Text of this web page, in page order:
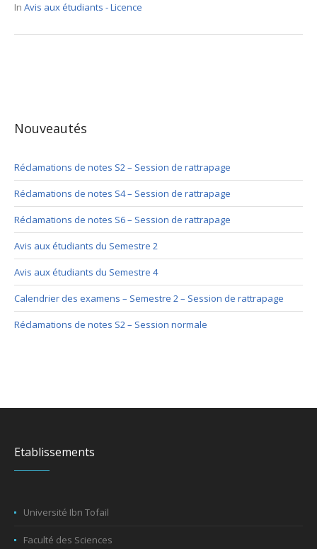
In Avis aux étudiants - Licence
Nouveautés
Réclamations de notes S2 – Session de rattrapage
Réclamations de notes S4 – Session de rattrapage
Réclamations de notes S6 – Session de rattrapage
Avis aux étudiants du Semestre 2
Avis aux étudiants du Semestre 4
Calendrier des examens – Semestre 2 – Session de rattrapage
Réclamations de notes S2 – Session normale
Etablissements
Université Ibn Tofail
Faculté des Sciences